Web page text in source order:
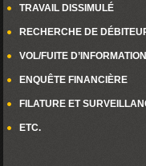
TRAVAIL DISSIMULÉ
RECHERCHE DE
VOL/FUITE
ENQUÊTE FINANCIÈRE
FILATURE ET
ETC.